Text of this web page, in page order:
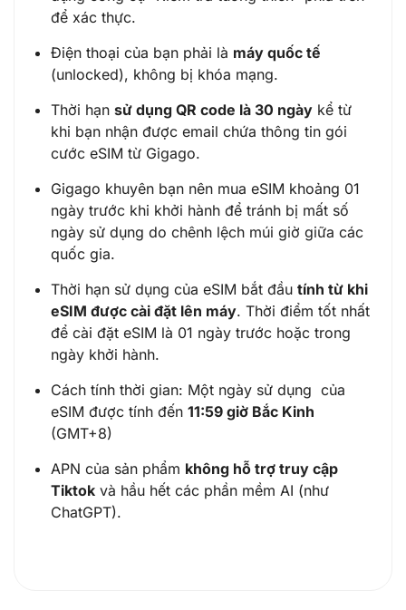
để xác thực.
Điện thoại của bạn phải là máy quốc tế
(unlocked), không bị khóa mạng.
Thời hạn sử dụng QR code là 30 ngày kể từ
khi bạn nhận được email chứa thông tin gói
cước eSIM từ Gigago.
Gigago khuyên bạn nên mua eSIM khoảng 01
ngày trước khi khởi hành để tránh bị mất số
ngày sử dụng do chênh lệch múi giờ giữa các
quốc gia.
Thời hạn sử dụng của eSIM bắt đầu tính từ khi
eSIM được cài đặt lên máy. Thời điểm tốt nhất
để cài đặt eSIM là 01 ngày trước hoặc trong
ngày khởi hành.
Cách tính thời gian: Một ngày sử dụng của
eSIM được tính đến 11:59 giờ Bắc Kinh
(GMT+8)
APN của sản phẩm không hỗ trợ truy cập
Tiktok và hầu hết các phần mềm AI (như
ChatGPT).